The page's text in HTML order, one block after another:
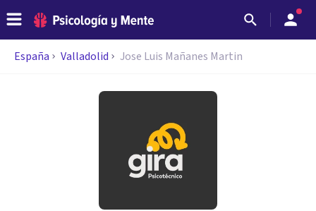
España Valladolid Jose Luis Mañanes Martin